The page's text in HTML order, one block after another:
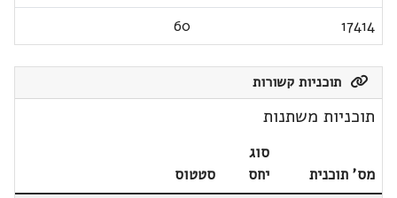
17414
60
תוכניות קשורות
תוכניות משתנות
מס' תוכנית
סוג
יחס
סטטוס